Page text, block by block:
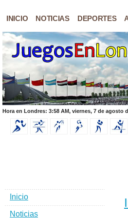
INICIO NOTICIAS DEPORTES
Hora en Londres: 3:58 AM, viernes, 7 de agosto
Inicio
Noticias